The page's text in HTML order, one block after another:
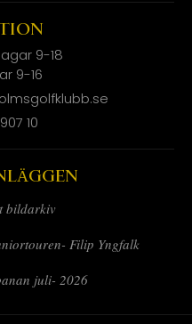
9-18
9-16
10
bildarkiv
Filip Yngfalk
juli- 2026